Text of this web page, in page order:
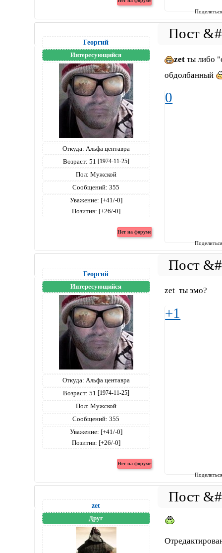
Георгий
Интересующийся
Откуда: Альфа центавра
Возраст: 51 [1974-11-25]
Пол: Мужской
Сообщений: 355
Уважение: [+41/-0]
Позитив: [+26/-0]
zet ты либо
обдолбанный
0
Георгий
Интересующийся
Откуда: Альфа центавра
Возраст: 51 [1974-11-25]
Пол: Мужской
Сообщений: 355
Уважение: [+41/-0]
Позитив: [+26/-0]
zet ты эмо?
+1
zet
Друг